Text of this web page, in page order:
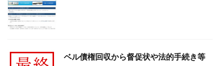
ベル債権回収から督促状や法的手続き等